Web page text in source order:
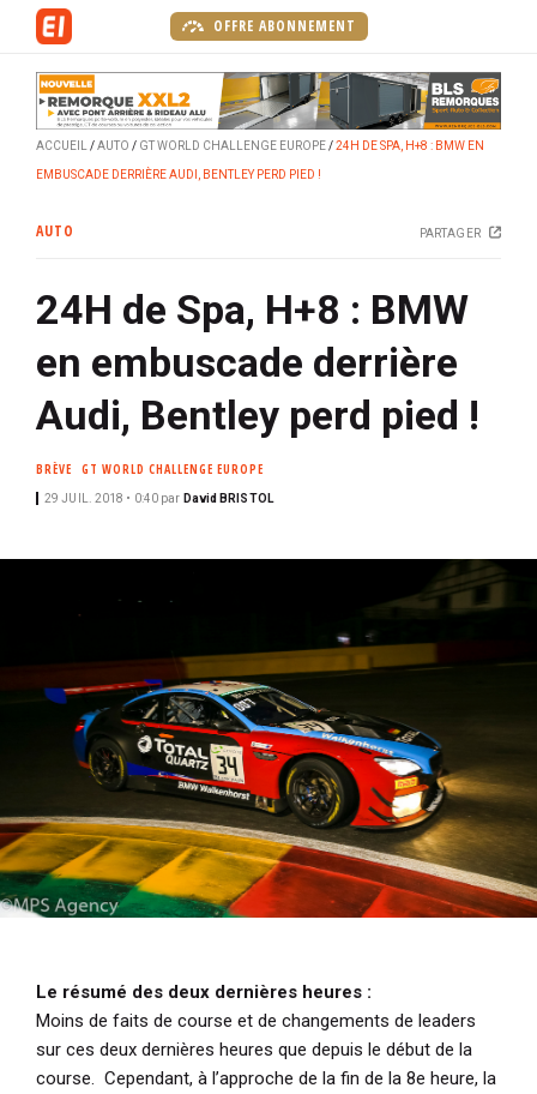
i
OFFRE ABONNEMENT
ACCUEIL AUTO GT WORLD CHALLENGE EUROPE 24H DE SPA, H+8 : BMW EN
EMBUSCADE DERRIÈRE AUDI, BENTLEY PERD PIED !
AUTO PARTAGER
24H de Spa, H+8 : BMW
en embuscade derrière
Audi, Bentley perd pied !
BRÈVE GT WORLD CHALLENGE EUROPE
29 JUIL. 2018 • 0:40 par David BRISTOL
Le résumé des deux dernières heures :
Moins de faits de course et de changements de leaders
sur ces deux dernières heures que depuis le début de la
course. Cependant, à l’approche de la fin de la 8e heure, la